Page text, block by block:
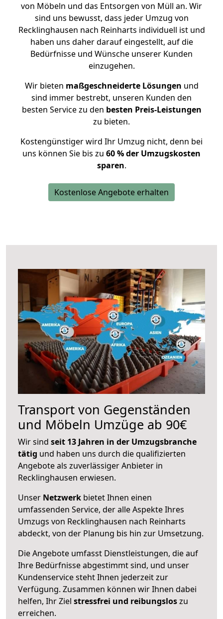
von Möbeln und das Entsorgen von Müll an. Wir
sind uns bewusst, dass jeder Umzug von
Recklinghausen nach Reinharts individuell ist und
haben uns daher darauf eingestellt, auf die
Bedürfnisse und Wünsche unserer Kunden
einzugehen.
Wir bieten maßgeschneiderte Lösungen und
sind immer bestrebt, unseren Kunden den
besten Service zu den besten Preis-Leistungen
zu bieten.
Kostengünstiger wird Ihr Umzug nicht, denn bei
uns können Sie bis zu 60 % der Umzugskosten
sparen.
Kostenlose Angebote erhalten
Transport von Gegenständen
und Möbeln Umzüge ab 90€
Wir sind seit 13 Jahren in der Umzugsbranche
tätig und haben uns durch die qualifizierten
Angebote als zuverlässiger Anbieter in
Recklinghausen erwiesen.
Unser Netzwerk bietet Ihnen einen
umfassenden Service, der alle Aspekte Ihres
Umzugs von Recklinghausen nach Reinharts
abdeckt, von der Planung bis hin zur Umsetzung.
Die Angebote umfasst Dienstleistungen, die auf
Ihre Bedürfnisse abgestimmt sind, und unser
Kundenservice steht Ihnen jederzeit zur
Verfügung. Zusammen können wir Ihnen dabei
helfen, Ihr Ziel stressfrei und reibungsloszu
erreichen.